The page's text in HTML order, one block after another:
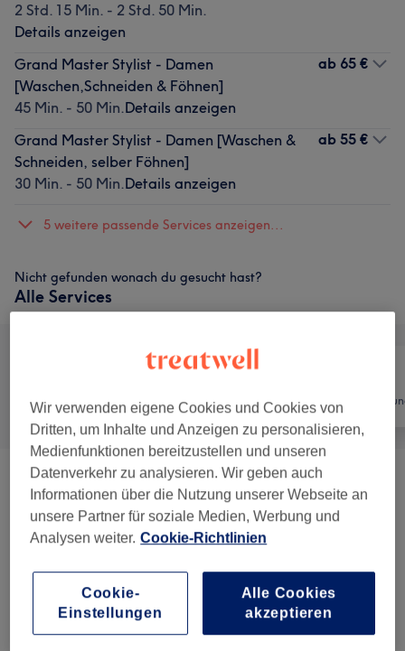
2 Std. 15 Min. - 2 Std. 50 Min.
Details anzeigen
Grand Master Stylist - Damen
[Waschen,Schneiden & Föhnen]
45 Min. - 50 Min.Details anzeigen
ab 65 €
Grand Master Stylist - Damen [Waschen &
Schneiden, selber Föhnen]
30 Min. - 50 Min.Details anzeigen
ab 55 €
5 weitere passende Services anzeigen...
Nicht gefunden wonach du gesucht hast?
Alle Services
Friseur
Beratungsgespräch 3) ab 15,50 €
Haarverlängerung (
Haarverdichtung (1) 36 €
Haarglättung (7) ab 190 €
Wir verwenden eigene Cookies und Cookies von
Dritten, um Inhalte und Anzeigen zu personalisieren,
Medienfunktionen bereitzustellen und unseren
Datenverkehr zu analysieren. Wir geben auch
Informationen über die Nutzung unserer Webseite an
unsere Partner für soziale Medien, Werbung und
Analysen weiter. Cookie-Richtlinien
Cookie-
Einstellungen
Alle Cookies
akzeptieren